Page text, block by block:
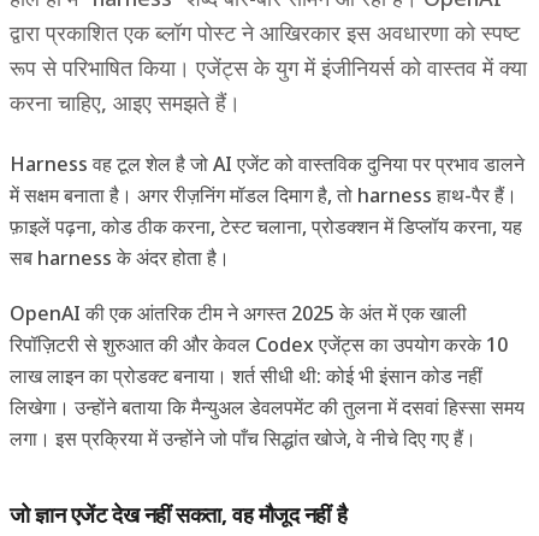
द्वारा प्रकाशित एक ब्लॉग पोस्ट ने आखिरकार इस अवधारणा को स्पष्ट
रूप से परिभाषित किया। एजेंट्स के युग में इंजीनियर्स को वास्तव में क्या
करना चाहिए, आइए समझते हैं।
Harness वह टूल शेल है जो AI एजेंट को वास्तविक दुनिया पर प्रभाव डालने
में सक्षम बनाता है। अगर रीज़निंग मॉडल दिमाग है, तो harness हाथ-पैर हैं।
फ़ाइलें पढ़ना, कोड ठीक करना, टेस्ट चलाना, प्रोडक्शन में डिप्लॉय करना, यह
सब harness के अंदर होता है।
OpenAI की एक आंतरिक टीम ने अगस्त 2025 के अंत में एक खाली
रिपॉज़िटरी से शुरुआत की और केवल Codex एजेंट्स का उपयोग करके 10
लाख लाइन का प्रोडक्ट बनाया। शर्त सीधी थी: कोई भी इंसान कोड नहीं
लिखेगा। उन्होंने बताया कि मैन्युअल डेवलपमेंट की तुलना में दसवां हिस्सा समय
लगा। इस प्रक्रिया में उन्होंने जो पाँच सिद्धांत खोजे, वे नीचे दिए गए हैं।
जो ज्ञान एजेंट देख नहीं सकता, वह मौजूद नहीं है